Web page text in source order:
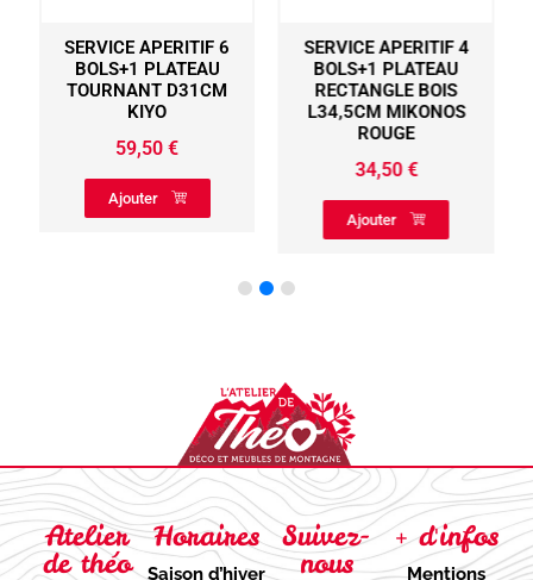
SERVICE APERITIF 6
BOLS+1 PLATEAU
TOURNANT D31CM
KIYO
59,50 €
Ajouter
SERVICE APERITIF 4
BOLS+1 PLATEAU
RECTANGLE BOIS
L34,5CM MIKONOS
ROUGE
34,50€
Ajouter
Atelier
de théo
Horaires
Saison d’hiver
Suivez-
nous
+ d'infos
Mentions